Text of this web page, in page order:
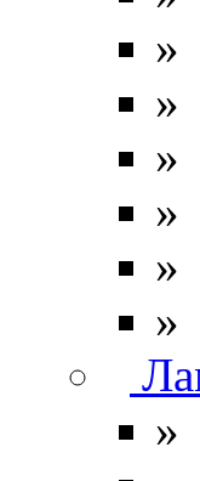
»
»
»
»
»
»
»